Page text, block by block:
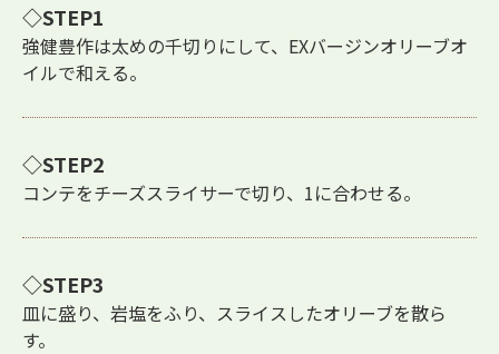
STEP1
強健豊作は太めの千切りにして、EXバージンオリーブオ
イルで和える。
STEP2
コンテをチーズスライサーで切り、1に合わせる。
STEP3
皿に盛り、岩塩をふり、スライスしたオリーブを散ら
す。